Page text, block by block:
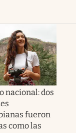
nacional: dos
fueron
como las